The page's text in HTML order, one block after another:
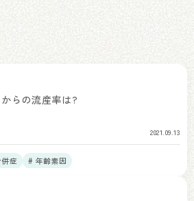
らの流産率は?
2021.09.13
症 # 年齢素因